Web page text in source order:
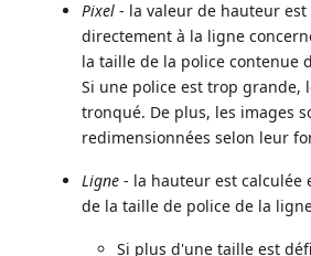
Pixel - la valeur de hauteur
directement à la ligne
la taille de la police contenue
Si une police est trop grande,
tronqué. De plus, les images
redimensionnées selon leur
Ligne - la hauteur est calculée
de la taille de police de la
Si plus d'une taille est